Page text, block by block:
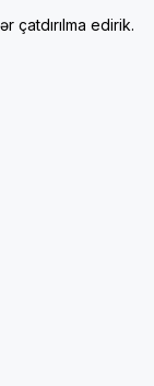
çatdırılma edirik.